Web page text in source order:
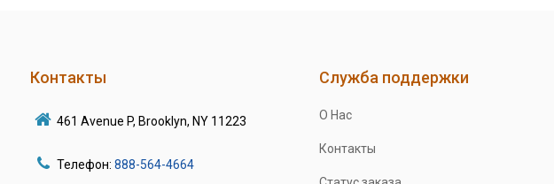
Контакты
461 Avenue P, Brooklyn, NY 11223
Телефон: 888-564-4664
Служба поддержки
О Нас
Контакты